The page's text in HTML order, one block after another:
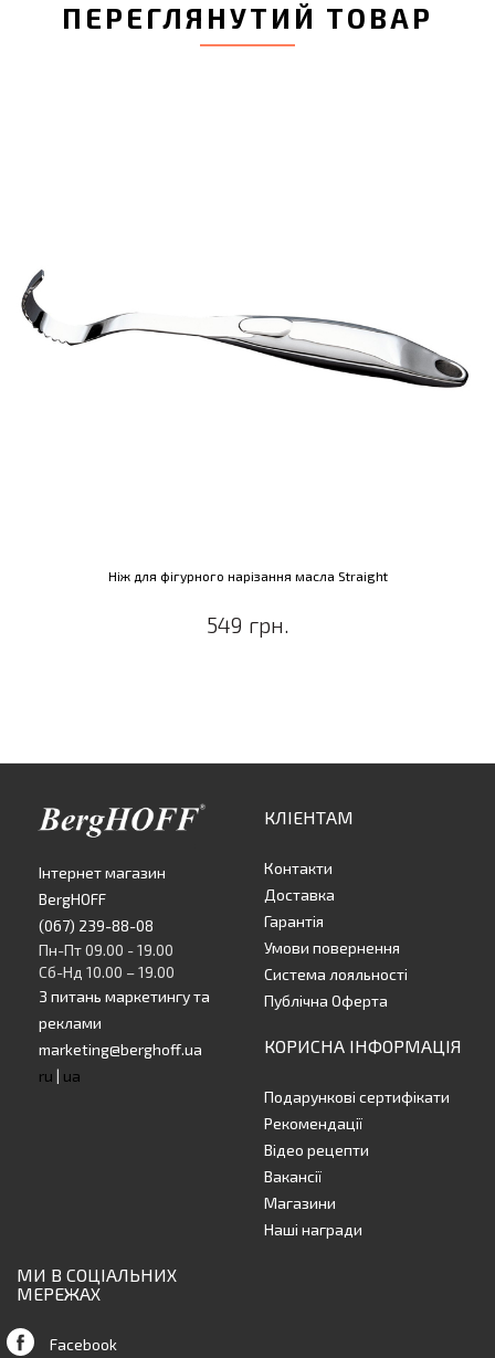
ПЕРЕГЛЯНУТИЙ ТОВАР
Ніж для фігурного нарізання масла Straight
549 грн.
Інтернет магазин
BergHOFF
(067) 239-88-08
Пн-Пт 09.00 - 19.00
Сб-Нд 10.00 – 19.00
З питань маркетингу та
реклами
marketing@berghoff.ua
ru | ua
КЛІЕНТАМ
Контакти
Доставка
Гарантія
Умови повернення
Система лояльності
Публічна Оферта
КОРИСНА ІНФОРМАЦІЯ
Подарункові сертифікати
Рекомендації
Відео рецепти
Вакансії
Магазини
Наші награди
МИ В СОЦІАЛЬНИХ
МЕРЕЖАХ
Facebook